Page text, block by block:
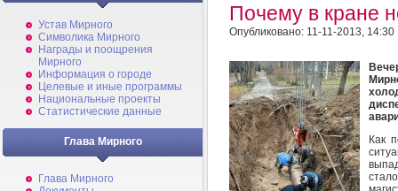
Устав Мирного
Символика Мирного
Награды и поощрения
Мирного
Информация о городе
Целевые и иные программы
Национальные проекты
Статистические данные
Глава Мирного
Глава Мирного
Почему в кране
Опубликовано: 11-11-2013, 14:30
Как